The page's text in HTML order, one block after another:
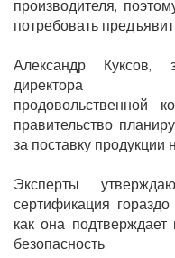
потребовать
Александр Куксов,
директора
продовольственной
правительство
за поставку продукции
Эксперты
сертификация
как она
безопасность.